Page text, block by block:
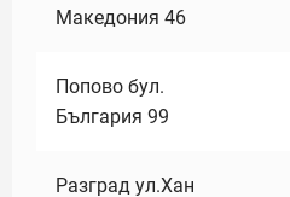
Македония 46
Попово бул.
България 99
Разград ул.Хан